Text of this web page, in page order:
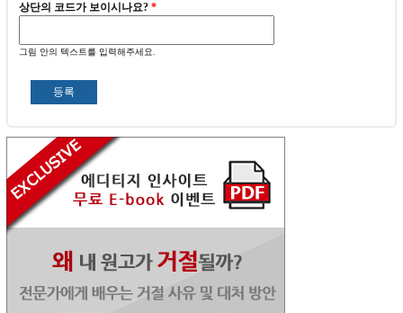
상단의 코드가 보이시나요? *
그림 안의 텍스트를 입력해주세요.